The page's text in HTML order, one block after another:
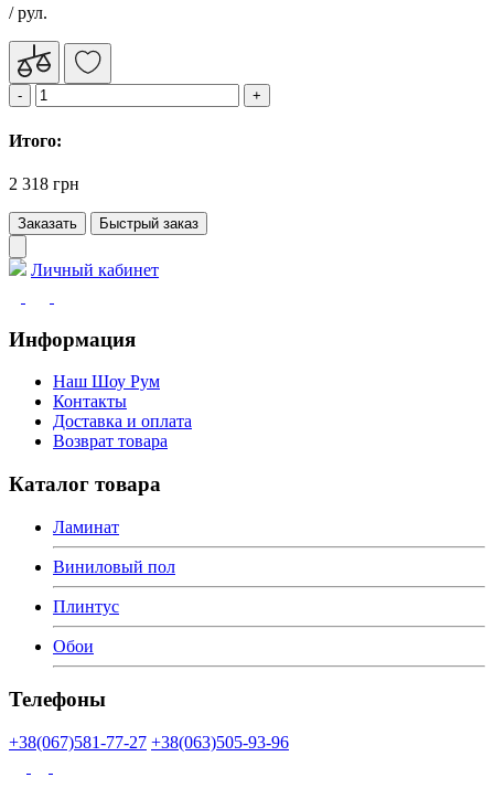
/ рул.
Итого:
2 318 грн
Заказать Быстрый заказ
Личный кабинет
Информация
Наш Шоу Рум
Контакты
Доставка и оплата
Возврат товара
Каталог товара
Ламинат
Виниловый пол
Плинтус
Обои
Телефоны
+38(067)581-77-27 +38(063)505-93-96